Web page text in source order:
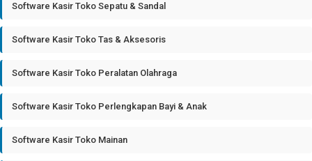
Software Kasir Toko Sepatu & Sandal
Software Kasir Toko Tas & Aksesoris
Software Kasir Toko Peralatan Olahraga
Software Kasir Toko Perlengkapan Bayi & Anak
Software Kasir Toko Mainan